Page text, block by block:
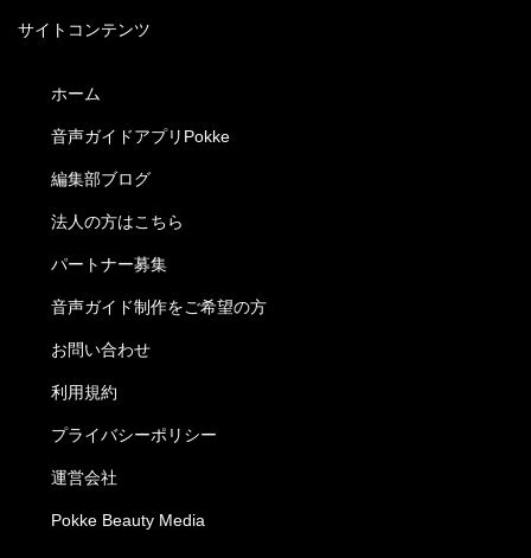
サイトコンテンツ
ホーム
音声ガイドアプリPokke
編集部ブログ
法人の方はこちら
パートナー募集
音声ガイド制作をご希望の方
お問い合わせ
利用規約
プライバシーポリシー
運営会社
Pokke Beauty Media